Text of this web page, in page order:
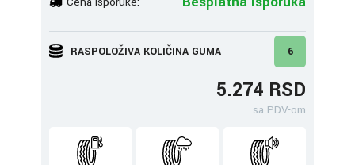
RASPOLOŽIVA KOLIČINA GUMA 6
5.274 RSD
sa PDV-om